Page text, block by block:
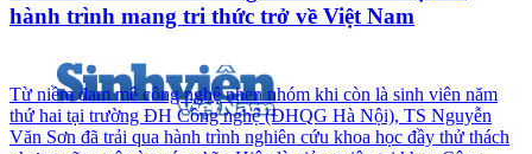
hành trình mang tri thức trở về Việt Nam
Từ niềm đam mê công nghệ nhen nhóm khi còn là sinh viên năm
thứ hai tại trường ĐH Công nghệ (ĐHQG Hà Nội), TS Nguyễn
Văn Sơn đã trải qua hành trình nghiên cứu khoa học đầy thử thách